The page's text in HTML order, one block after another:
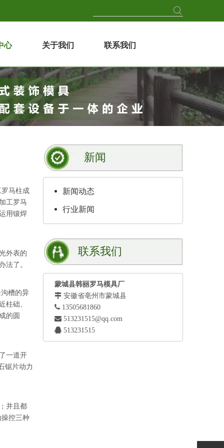
心 关于我们 联系我们
马柱成
工罗马
用镶焊
外表的
法了。
槽的异
柱础、
的圆
一道开
锯片动力
并且都
控三种
新闻
新闻动态
行业新闻
联系我们
蒙城县韩丽罗马模具厂
 安徽省亳州市蒙城县
 13505681860
 513231515@qq.com
 513231515